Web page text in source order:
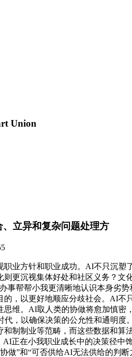
Union
立异和复杂问题处理方
方针和职业成功。AI不只沉塑
则更沉视集体好处和社区义务？
事帮帮小我更清晰地认识本身劣
的，以更好地顺应分歧社会。AI
思维。AI取人类的协做将愈加慎
代，以确保决策的公允性和通明
和制制业等范畴，而这些数据和
AI正在小我职业成长中的决策径
做”和“可否供给AI无法供给的判